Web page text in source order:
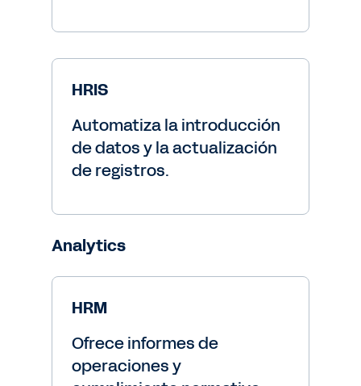
HRIS
Automatiza la introducción
de datos y la actualización
de registros.
Analytics
HRM
Ofrece informes de
operaciones y